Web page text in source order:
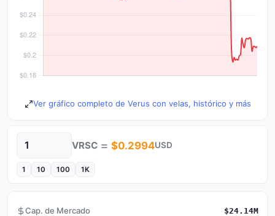
Ver gráfico completo de Verus con velas, histórico y más
Cantidad VRSC = $0.2994USD
1 10 100 1K
Cap. de Mercado $24.14M